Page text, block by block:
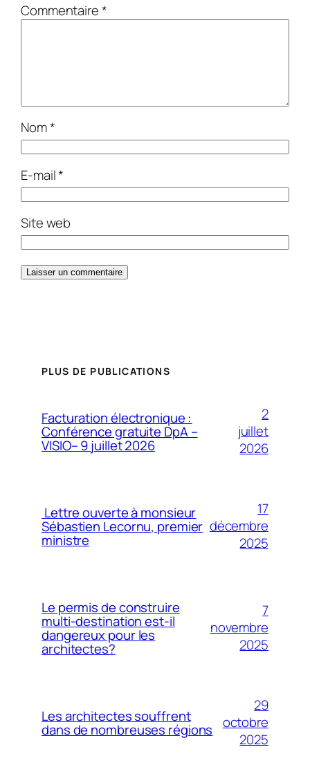
Commentaire*
Nom*
E-mail*
Site web
PLUS DE PUBLICATIONS
Facturation électronique :
Conférence gratuite DpA –
VISIO– 9 juillet 2026
2
juillet
2026
Lettre ouverte à monsieur
Sébastien Lecornu, premier
ministre
17
décembre
2025
Le permis de construire
multi-destination est-il
dangereux pour les
architectes?
7
novembre
2025
Les architectes souffrent
dans de nombreuses régions
29
octobre
2025